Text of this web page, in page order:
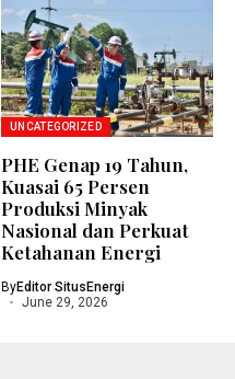
UNCATEGORIZED
PHE Genap 19 Tahun,
Kuasai 65 Persen
Produksi Minyak
Nasional dan Perkuat
Ketahanan Energi
ByEditor SitusEnergi
June 29, 2026